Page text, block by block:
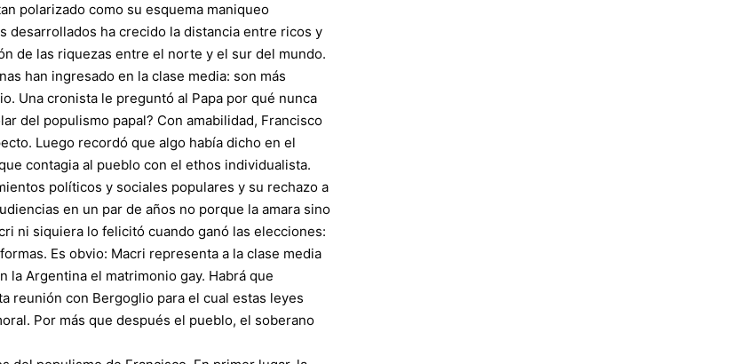
polarizado como su esquema maniqueo
desarrollados ha crecido la distancia entre ricos y
de las riquezas entre el norte y el sur del mundo.
han ingresado en la clase media: son más
Una cronista le preguntó al Papa por qué nunca
del populismo papal? Con amabilidad, Francisco
Luego recordó que algo había dicho en el
contagia al pueblo con el ethos individualista.
políticos y sociales populares y su rechazo a
en un par de años no porque la amara sino
ni siquiera lo felicitó cuando ganó las elecciones:
Es obvio: Macri representa a la clase media
la Argentina el matrimonio gay. Habrá que
reunión con Bergoglio para el cual estas leyes
Por más que después el pueblo, el soberano